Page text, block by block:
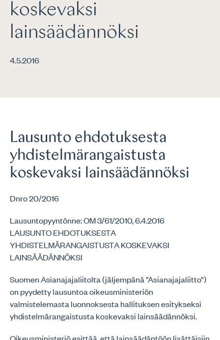
koskevaksi
lainsäädännöksi
4.5.2016
Lausunto ehdotuksesta
yhdistelmärangaistusta
koskevaksi lainsäädännöksi
Dnro 20/2016
Lausuntopyyntönne: OM 3/61/2010, 6.4.2016
LAUSUNTO EHDOTUKSESTA
YHDISTELMÄRANGAISTUSTA KOSKEVAKSI
LAINSÄÄDÄNNÖKSI
Suomen Asianajajaliitolta (jäljempänä ”Asianajajaliitto”)
on pyydetty lausuntoa oikeusministeriön
valmistelemasta luonnoksesta hallituksen esitykseksi
yhdistelmärangaistusta koskevaksi lainsäädännöksi.